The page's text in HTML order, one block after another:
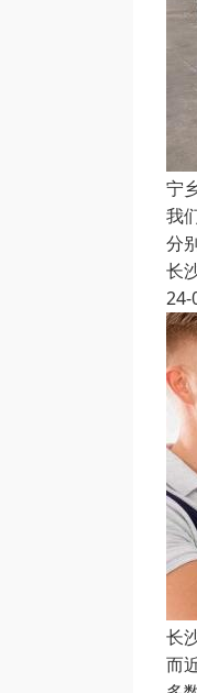
宁
我
分
长
24-
长
而